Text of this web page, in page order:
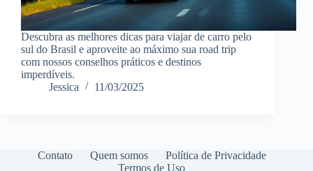
Descubra as melhores dicas para viajar de carro pelo
sul do Brasil e aproveite ao máximo sua road trip
com nossos conselhos práticos e destinos
imperdíveis.
Jessica
11/03/2025
Contato Quem somos
Política de Privacidade
Termos de Uso